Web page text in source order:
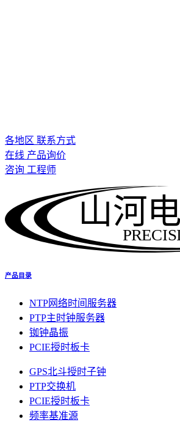
各地区 联系方式
在线 产品询价
咨询 工程师
山河
产品目录
NTP网络时间服务器
PTP主时钟服务器
铷钟晶振
PCIE授时板卡
GPS北斗授时子钟
PTP交换机
PCIE授时板卡
频率基准源